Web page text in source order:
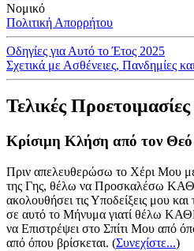
Νομικό
Πολιτική Απορρήτου
Οδηγίες για Αυτό το Έτος 2025
Σχετικά με Ασθένειες, Πανδημίες
Τελικές Προετοιμασίες
Κρίσιμη Κλήση από τον
Πριν απελευθερώσω το Χέρι Μου
της Γης, θέλω να Προσκαλέσω
ακολουθήσει τις Υποδείξεις μου
σε αυτό το Μήνυμα γιατί θέλω
να Επιστρέψει στο Σπίτι Μου από
από όπου βρίσκεται. (Συνεχίστε...)